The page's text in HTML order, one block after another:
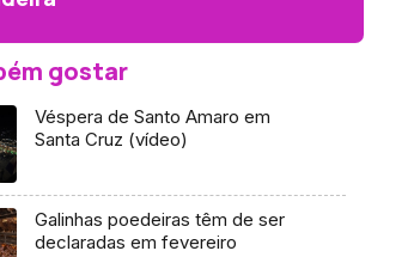
gostar
Véspera de Santo Amaro em
Santa Cruz (vídeo)
Galinhas poedeiras têm de ser
declaradas em fevereiro